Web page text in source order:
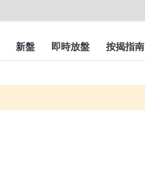
新盤 即時放盤 按揭指南